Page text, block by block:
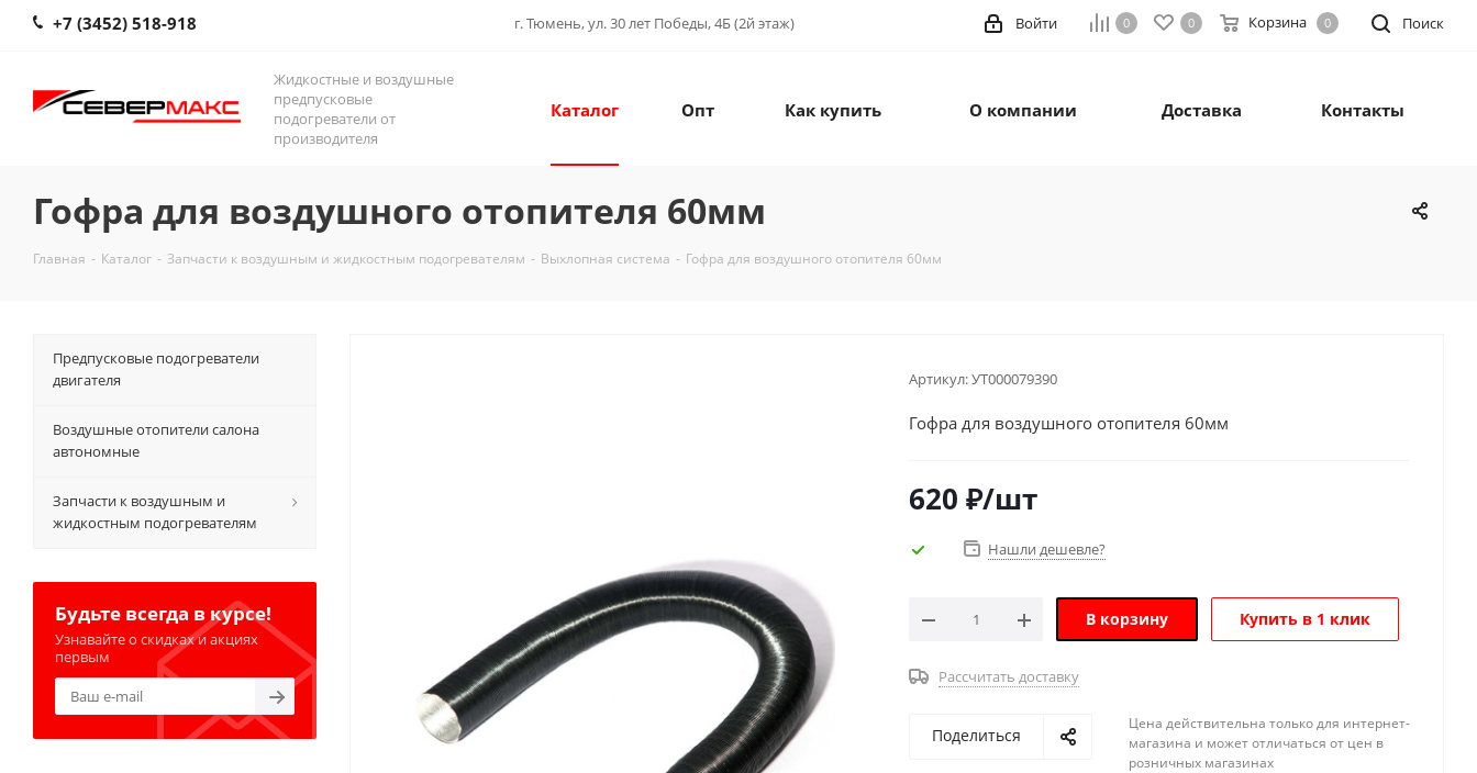
+7 (3452) 518-918 г. Тюмень, ул. 30 лет Победы, 4Б (2й этаж) Поиск
0 0 Корзина 0
Войти
Жидкостные и воздушные
предпусковые
подогреватели от
производителя
Каталог Опт Как купить О компании Доставка Контакты
Гофра для воздушного отопителя 60мм
Главная - Каталог - Запчасти к воздушным и жидкостным подогревателям - Выхлопная система - Гофра для воздушного отопителя 60мм
Артикул:УТ000079390
Гофра для воздушного отопителя 60мм
620 ₽/шт
Нашли дешевле?
В корзину Купить в 1 клик
Рассчитать доставку
Поделиться
Цена действительна только для интернет-
магазина и может отличаться от цен в
розничных магазинах
Предпусковые подогреватели
двигателя
Воздушные отопители салона
автономные
Запчасти к воздушным и
жидкостным подогревателям
Будьте всегда в курсе!
Узнавайте о скидках и акциях
первым